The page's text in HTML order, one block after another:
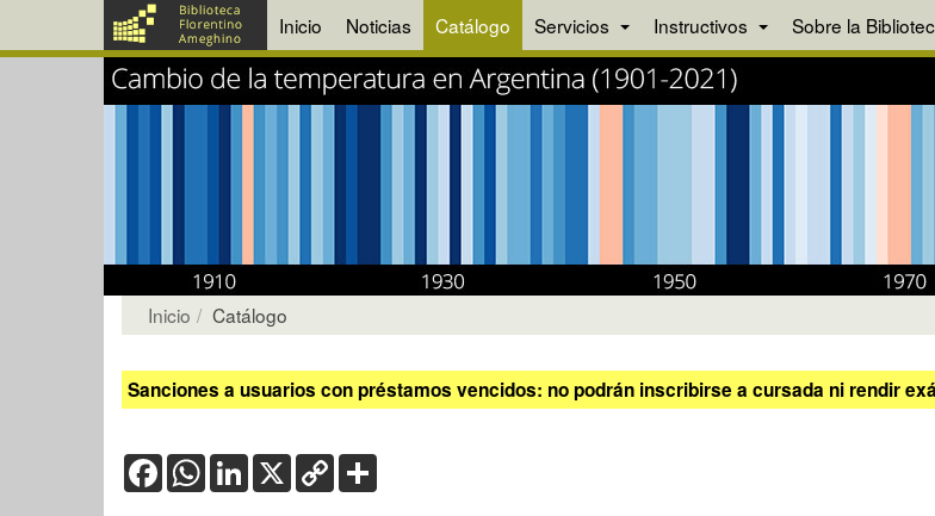
Inicio Noticias Catálogo Servicios Instructivos Sobre la
Inicio Catálogo
Sanciones a usuarios con préstamos vencidos: no podrán inscribirse a cursada ni rendir
FacebookWhatsApp
LinkedIn
X Copy
Link